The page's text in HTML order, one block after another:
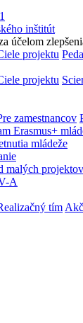
inštitút
účelom
projektu
projektu
zamestnancov
Erasmus+
mládeže
malých projektov
A
tím